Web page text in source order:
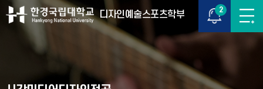
디자인예술스포츠학부 2